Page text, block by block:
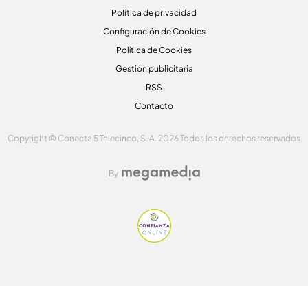
Politica de privacidad
Configuración de Cookies
Política de Cookies
Gestión publicitaria
RSS
Contacto
Copyright © Conecta 5 Telecinco, S. A. 2026 Todos los derechos reservados
By